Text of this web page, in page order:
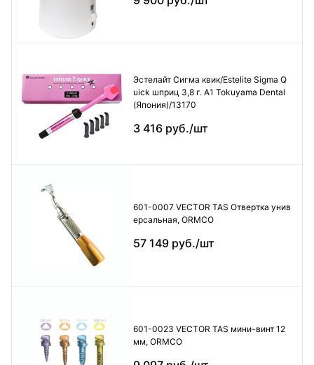
Эстелайт Сигма квик/Estelite Sigma Q
uick шприц 3,8 г. А1 Tokuyama Dental
(Япония)/13170
3 416 руб./шт
601-0007 VECTOR TAS Отвертка унив
ерсальная, ORMCO
57 149 руб./шт
601-0023 VECTOR TAS мини-винт 12
мм, ORMCO